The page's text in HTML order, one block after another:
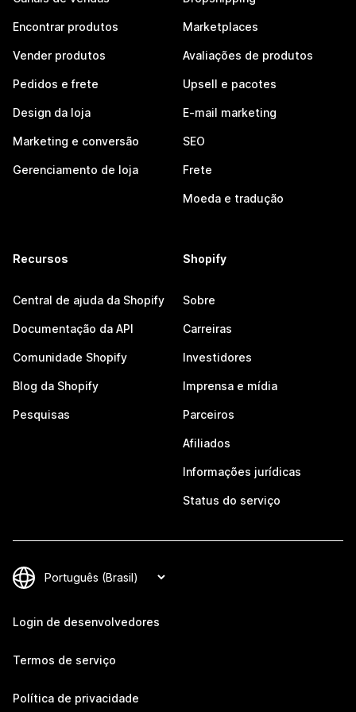
Encontrar produtos
Vender produtos
Pedidos e frete
Design da loja
Marketing e conversão
Gerenciamento de loja
Marketplaces
Avaliações de produtos
Upsell e pacotes
E-mail marketing
SEO
Frete
Moeda e tradução
Recursos
Central de ajuda da Shopify
Documentação da API
Comunidade Shopify
Blog da Shopify
Pesquisas
Shopify
Sobre
Carreiras
Investidores
Imprensa e mídia
Parceiros
Afiliados
Informações jurídicas
Status do serviço
Login de desenvolvedores
Termos de serviço
Política de privacidade